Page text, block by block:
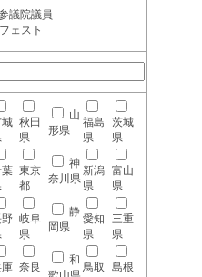
議院議員
ェスト
秋田
県
山
形県
福島
県
茨城
県
東京
都
神
奈川県
新潟
県
富山
県
岐阜
県
静
岡県
愛知
県
三重
県
奈良
和
鳥取
島根